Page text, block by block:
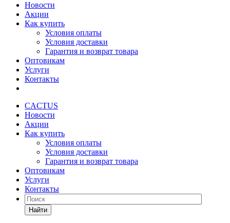
Новости
Акции
Как купить
Условия оплаты
Условия доставки
Гарантия и возврат товара
Оптовикам
Услуги
Контакты
CACTUS
Новости
Акции
Как купить
Условия оплаты
Условия доставки
Гарантия и возврат товара
Оптовикам
Услуги
Контакты
Найти